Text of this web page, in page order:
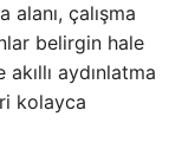
çalışma
belirgin hale
aydınlatma
kolayca